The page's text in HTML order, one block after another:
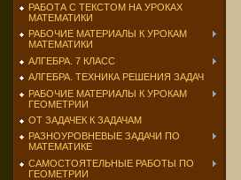
РАБОТА С ТЕКСТОМ НА УРОКАХ
МАТЕМАТИКИ
РАБОЧИЕ МАТЕРИАЛЫ К УРОКАМ
МАТЕМАТИКИ
АЛГЕБРА. 7 КЛАСС
АЛГЕБРА. ТЕХНИКА РЕШЕНИЯ ЗАДАЧ
РАБОЧИЕ МАТЕРИАЛЫ К УРОКАМ
ГЕОМЕТРИИ
ОТ ЗАДАЧЕК К ЗАДАЧАМ
РАЗНОУРОВНЕВЫЕ ЗАДАЧИ ПО
МАТЕМАТИКЕ
САМОСТОЯТЕЛЬНЫЕ РАБОТЫ ПО
ГЕОМЕТРИИ